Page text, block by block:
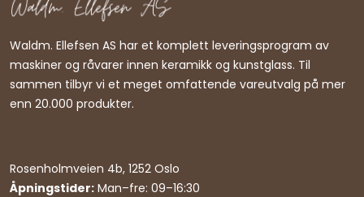
Waldm. Ellefsen AS har et komplett leveringsprogram av
maskiner og råvarer innen keramikk og kunstglass. Til
sammen tilbyr vi et meget omfattende vareutvalg på mer
enn 20.000 produkter.
Rosenholmveien 4b, 1252 Oslo
Åpningstider: Man–fre: 09–16:30